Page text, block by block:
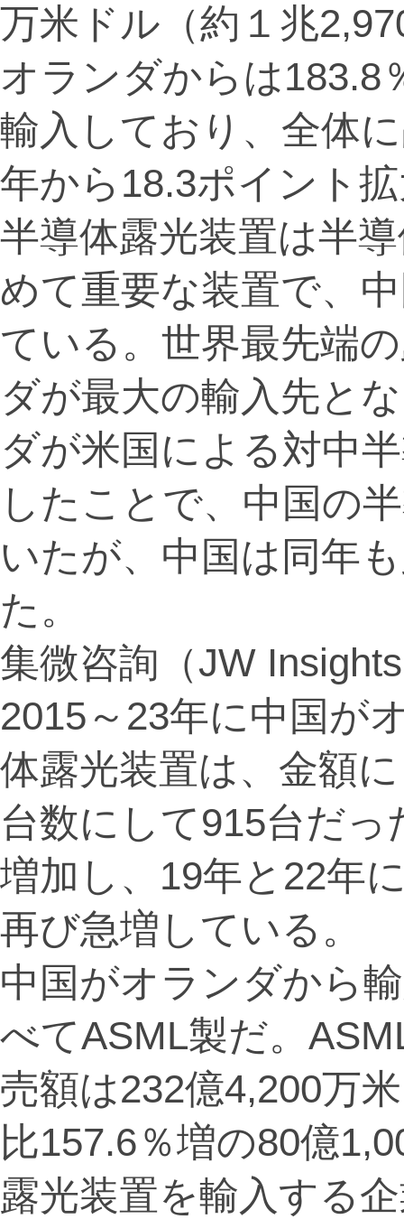
万米ドル（約１兆
オランダからは183.8
輸入しており、全体
年から18.3ポイント
半導体露光装置は半
めて重要な装置で、
ている。世界最先端
ダが最大の輸入先と
ダが米国による対中
したことで、中国の
いたが、中国は同年
た。
集微咨詢（JW
2015～23年に中国が
体露光装置は、金額
台数にして915台だ
増加し、19年と22年
再び急増している。
中国がオランダから
べてASML製だ。
売額は232億4,200万
比157.6％増の80億
露光装置を輸入する